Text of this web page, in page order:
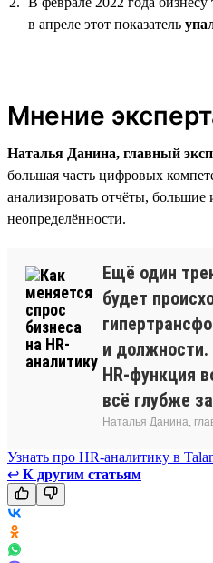
в апреле этот показатель
Мнение
Наталья Данина, главный
большая часть цифровых
анализировать отчёты, большие
неопределённости.
Ещё один
будет
и
HR-функция
всё глубже
Наталья Данина,
Узнать про HR-аналитику в
↩ К другим статьям